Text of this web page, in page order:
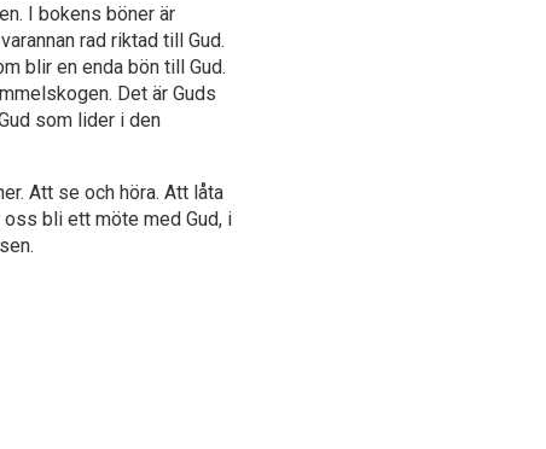
I bokens böner är
rad riktad till Gud.
blir en enda bön till Gud.
Det är Guds
som lider i den
Att se och höra. Att låta
bli ett möte med Gud, i